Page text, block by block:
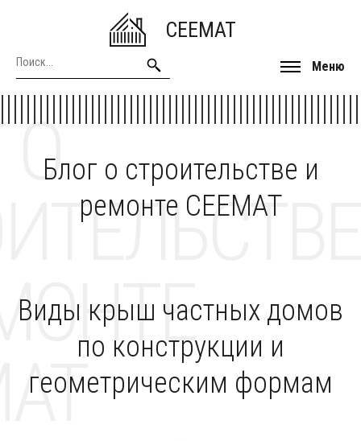
CEEMAT
Меню
Блог о строительстве и
ремонте CEEMAT
О
Виды крыш частных домов
по конструкции и
геометрическим формам